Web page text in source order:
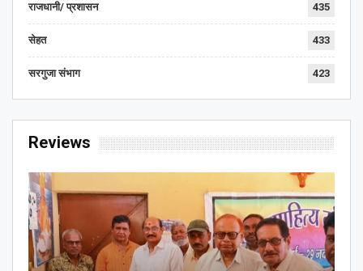
राजधानी/ प्रशासन 435
सेहत 433
सरगुजा संभाग 423
Reviews